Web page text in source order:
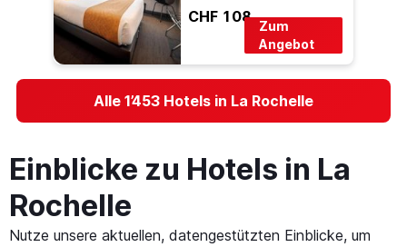
CHF 108
Zum
Angebot
Alle 1’453 Hotels in La Rochelle
Einblicke zu Hotels in La
Rochelle
Nutze unsere aktuellen, datengestützten Einblicke, um